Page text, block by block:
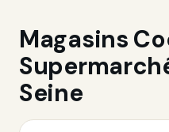
Magasins
Seine